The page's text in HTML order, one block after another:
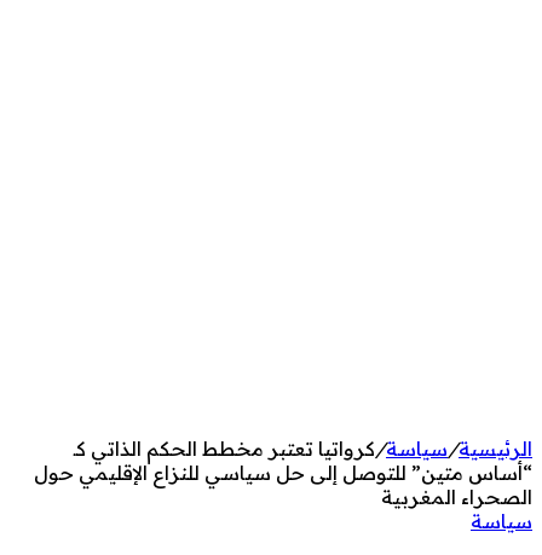
الرئيسية/سياسة/كرواتيا تعتبر مخطط الحكم الذاتي كـ
“أساس متين” للتوصل إلى حل سياسي للنزاع الإقليمي حول
الصحراء المغربية
سياسة